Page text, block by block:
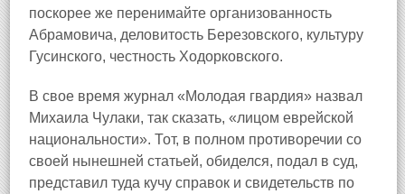
поскорее же перенимайте организованность
Абрамовича, деловитость Березовского, культуру
Гусинского, честность Ходорковского.
В свое время журнал «Молодая гвардия» назвал
Михаила Чулаки, так сказать, «лицом еврейской
национальности». Тот, в полном противоречии со
своей нынешней статьей, обиделся, подал в суд,
представил туда кучу справок и свидетельств по